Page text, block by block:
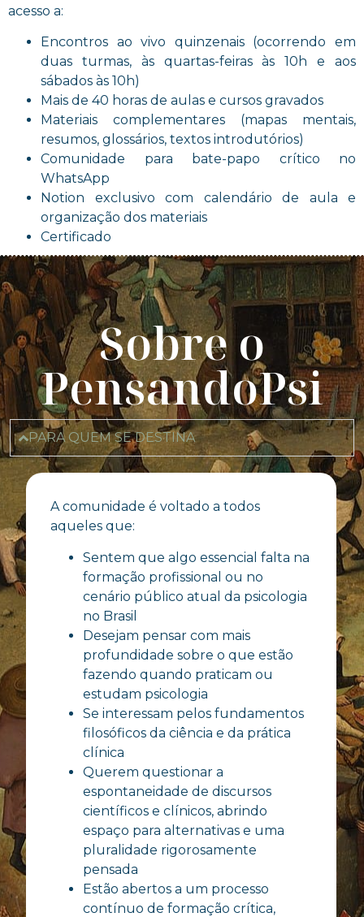
acesso a:
Encontros ao vivo quinzenais (ocorrendo em
duas turmas, às quartas-feiras às 10h e aos
sábados às 10h)
Mais de 40 horas de aulas e cursos gravados
Materiais complementares (mapas mentais,
resumos, glossários, textos introdutórios)
Comunidade para bate-papo crítico no
WhatsApp
Notion exclusivo com calendário de aula e
organização dos materiais
Certificado
Sobre o
PensandoPsi
PARA QUEM SE DESTINA
A comunidade é voltado a todos
aqueles que:
Sentem que algo essencial falta na
formação profissional ou no
cenário público atual da psicologia
no Brasil
Desejam pensar com mais
profundidade sobre o que estão
fazendo quando praticam ou
estudam psicologia
Se interessam pelos fundamentos
filosóficos da ciência e da prática
clínica
Querem questionar a
espontaneidade de discursos
científicos e clínicos, abrindo
espaço para alternativas e uma
pluralidade rigorosamente
pensada
Estão abertos a um processo
contínuo de formação crítica,